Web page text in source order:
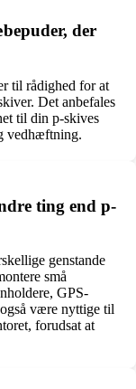
der
til rådighed for at
Det anbefales
til din p-skives
vedhæftning.
ting end p-
genstande
små
GPS-
være nyttige til
forudsat at